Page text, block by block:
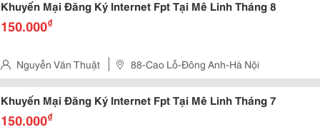
Khuyến Mại Đăng Ký Internet Fpt Tại Mê Linh Tháng 8
150.000₫
Nguyễn Văn Thuật 88-Cao Lỗ-Đông Anh-Hà Nội
Khuyến Mại Đăng Ký Internet Fpt Tại Mê Linh Tháng 7
150.000₫